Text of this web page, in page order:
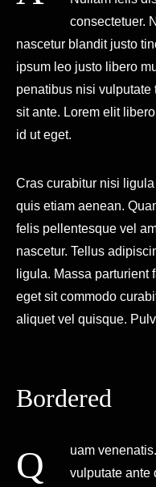
consectetuer.
nascetur blandit justo
ipsum leo justo libero
penatibus nisi
sit ante. Lorem elit
id ut eget.
Cras curabitur nisi
quis etiam aenean.
felis pellentesque vel
nascetur. Tellus
ligula. Massa parturient
eget sit commodo
aliquet vel quisque.
Bordered
Quam venenatis. Eget aliquam nam parturient
vulputate ante